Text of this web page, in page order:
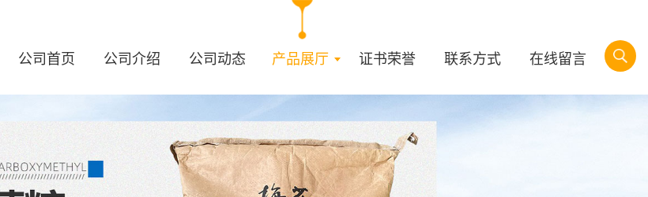
公司首页 公司介绍 公司动态 产品展厅 证书荣誉 联系方式 在线留言